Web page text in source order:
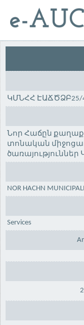
ԿՄՆՀՀ ԷԱՃԾՁԲ25/
Նոր Հաճըն
տոնական
NOR HACHN
Services